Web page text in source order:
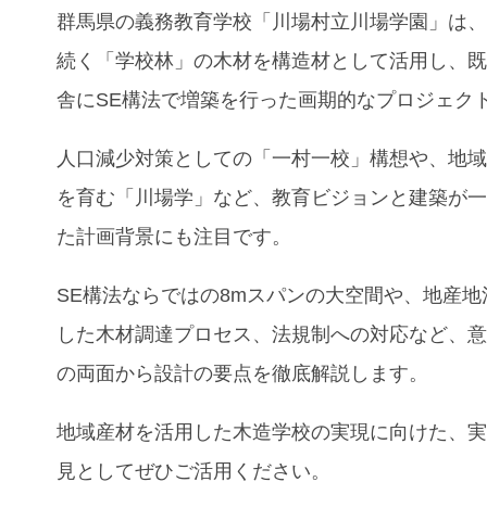
群馬県の義務教育学校「川場村立川場学園」は
続く「学校林」の木材を構造材として活用し、
舎にSE構法で増築を行った画期的なプロジェク
人口減少対策としての「一村一校」構想や、地
を育む「川場学」など、教育ビジョンと建築が
た計画背景にも注目です。
SE構法ならではの8mスパンの大空間や、地産
した木材調達プロセス、法規制への対応など、
の両面から設計の要点を徹底解説します。
地域産材を活用した木造学校の実現に向けた、
見としてぜひご活用ください。